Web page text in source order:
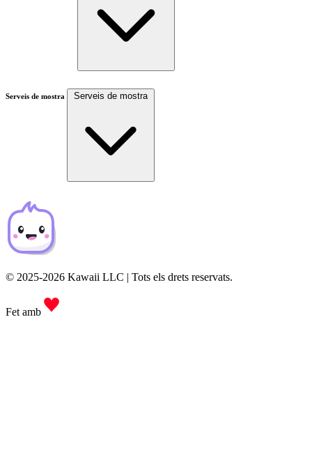
Serveis de mostra Serveis de mostra
© 2025-2026 Kawaii LLC | Tots els drets reservats.
Fet amb